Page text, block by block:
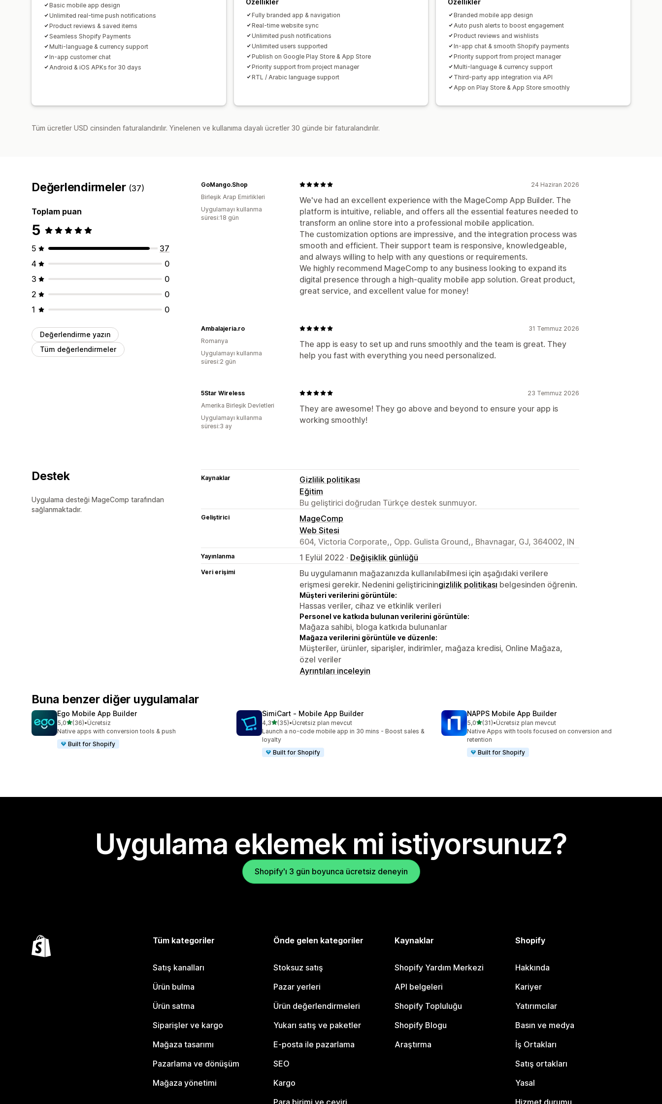
Basic mobile app design
Unlimited real-time push notifications
Product reviews & saved items
Seamless Shopify Payments
Multi-language & currency support
In-app customer chat
Android & iOS APKs for 30 days
Fully branded app & navigation
Real-time website sync
Unlimited push notifications
Unlimited users supported
Publish on Google Play Store & App Store
Priority support from project manager
RTL / Arabic language support
Branded mobile app design
Auto push alerts to boost engagement
Product reviews and wishlists
In-app chat & smooth Shopify payments
Priority support from project manager
Multi-language & currency support
Third-party app integration via API
App on Play Store & App Store smoothly
Tüm ücretler USD cinsinden faturalandırılır. Yinelenen ve kullanıma dayalı ücretler 30 günde bir faturalandırılır.
Değerlendirmeler (37)
Toplam puan
5
5
37
4
0
3
0
2
0
1
0
Değerlendirme yazın
Tüm değerlendirmeler
24 Haziran 2026
We've had an excellent experience with the MageComp App Builder. The
platform is intuitive, reliable, and offers all the essential features needed to
transform an online store into a professional mobile application.
The customization options are impressive, and the integration process was
smooth and efficient. Their support team is responsive, knowledgeable,
and always willing to help with any questions or requirements.
We highly recommend MageComp to any business looking to expand its
digital presence through a high-quality mobile app solution. Great product,
great service, and excellent value for money!
GoMango.Shop
Birleşik Arap Emirlikleri
Uygulamayı kullanma
süresi:18 gün
31 Temmuz 2026
The app is easy to set up and runs smoothly and the team is great. They
help you fast with everything you need personalized.
Ambalajeria.ro
Romanya
Uygulamayı kullanma
süresi:2 gün
23 Temmuz 2026
They are awesome! They go above and beyond to ensure your app is
working smoothly!
5Star Wireless
Amerika Birleşik Devletleri
Uygulamayı kullanma
süresi:3 ay
Destek
Uygulama desteği MageComp tarafından
sağlanmaktadır.
Kaynaklar
Gizlilik politikası
Eğitim
Bu geliştirici doğrudan Türkçe destek sunmuyor.
Geliştirici
MageComp
Web Sitesi
604, Victoria Corporate,, Opp. Gulista Ground,, Bhavnagar, GJ, 364002, IN
Yayınlanma 1 Eylül 2022 · Değişiklik günlüğü
Veri erişimi
Bu uygulamanın mağazanızda kullanılabilmesi için aşağıdaki verilere
erişmesi gerekir. Nedenini geliştiriciningizlilik politikası belgesinden öğrenin.
Müşteri verilerini görüntüle:
Hassas veriler, cihaz ve etkinlik verileri
Personel ve katkıda bulunan verilerini görüntüle:
Mağaza sahibi, bloga katkıda bulunanlar
Mağaza verilerini görüntüle ve düzenle:
Müşteriler, ürünler, siparişler, indirimler, mağaza kredisi, Online Mağaza,
özel veriler
Ayrıntıları inceleyin
Buna benzer diğer uygulamalar
Ego Mobile App Builder
5,05 yıldız üzerinden
(36)
toplam 36 değerlendirme
•Ücretsiz
Native apps with conversion tools & push
Built for Shopify
SimiCart ‑ Mobile App Builder
4,35 yıldız üzerinden
(35)
toplam 35 değerlendirme
•Ücretsiz plan mevcut
Launch a no-code mobile app in 30 mins - Boost sales &
loyalty
Built for Shopify
NAPPS Mobile App Builder
5,05 yıldız üzerinden
(31)
toplam 31 değerlendirme
•Ücretsiz plan mevcut
Native Apps with tools focused on conversion and
retention
Built for Shopify
Uygulama eklemek mi istiyorsunuz?
Shopify'ı 3 gün boyunca ücretsiz deneyin
Tüm kategoriler
Satış kanalları
Ürün bulma
Ürün satma
Siparişler ve kargo
Mağaza tasarımı
Pazarlama ve dönüşüm
Mağaza yönetimi
Önde gelen kategoriler
Stoksuz satış
Pazar yerleri
Ürün değerlendirmeleri
Yukarı satış ve paketler
E-posta ile pazarlama
SEO
Kargo
Para birimi ve çeviri
Kaynaklar
Shopify Yardım Merkezi
API belgeleri
Shopify Topluluğu
Shopify Blogu
Araştırma
Shopify
Hakkında
Kariyer
Yatırımcılar
Basın ve medya
İş Ortakları
Satış ortakları
Yasal
Hizmet durumu